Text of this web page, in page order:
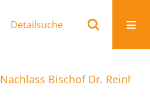
Detailsuche
Nachlass Bischof Dr.